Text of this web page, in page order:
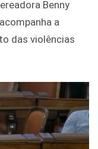
Benny
a
das violências